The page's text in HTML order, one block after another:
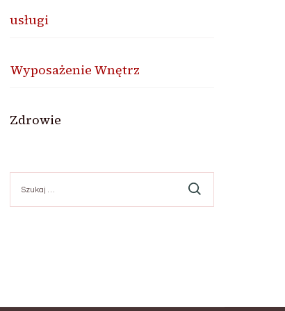
usługi
Wyposażenie Wnętrz
Zdrowie